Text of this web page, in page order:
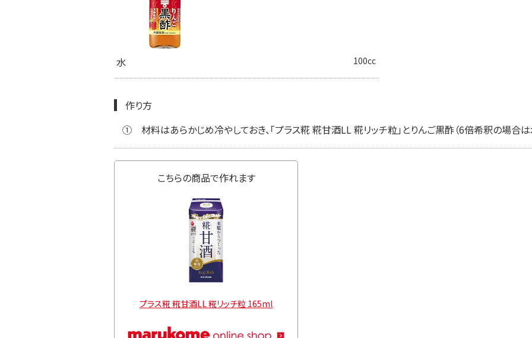
水 100cc
作り方
①
材料はあらかじめ冷やしておき、「プラス糀 糀甘酒LL 糀リッチ粒」とりんご黒酢（6倍希釈の場合は
こちらの商品で作れます
プラス糀 糀甘酒LL 糀リッチ粒 1000ml